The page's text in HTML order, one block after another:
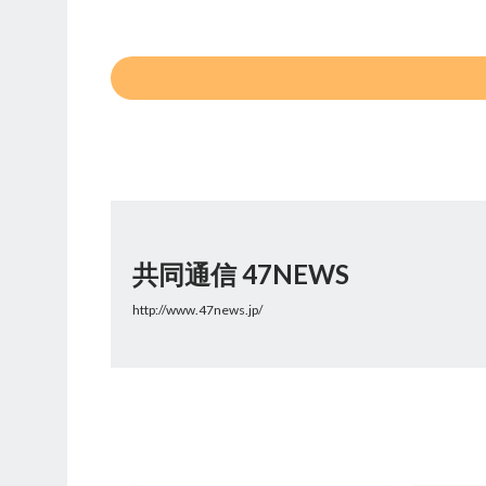
共同通信 47NEWS
http://www.47news.jp/